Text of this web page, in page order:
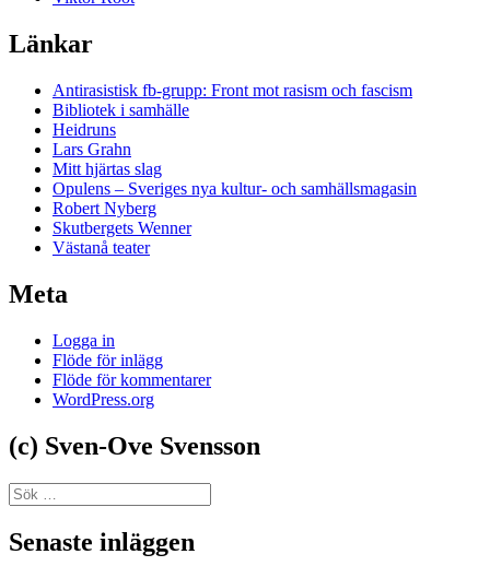
Länkar
Antirasistisk fb-grupp: Front mot rasism och fascism
Bibliotek i samhälle
Heidruns
Lars Grahn
Mitt hjärtas slag
Opulens – Sveriges nya kultur- och samhällsmagasin
Robert Nyberg
Skutbergets Wenner
Västanå teater
Meta
Logga in
Flöde för inlägg
Flöde för kommentarer
WordPress.org
(c) Sven-Ove Svensson
Sök
efter:
Senaste inläggen